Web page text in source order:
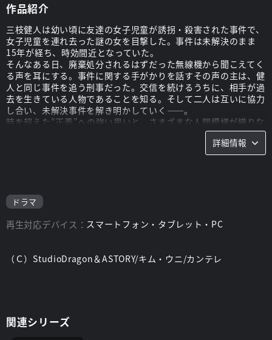
作品紹介
三枝健人は幼い頃に友達の女子児童が誘拐・殺害された事件で、
女子児童を連れ去った謎の女を目撃した。事件は未解決のまま
15年が経ち、時効間近となっていた。
そんなある日、廃棄処分されるはずだった無線機から聞こえてく
る声を耳にする。事件に関する手がかりを話すその声の主は、健
人と同じ事件を追う刑事だった。交信を続けるうちに、相手が過
去を生きている人物であることを知る。そして二人は互いに協力
し合い、未解決事件を解き明かしていく――。
時を超えた“正義”への強い思いと、さまざまな人間模様が織りな
詳細情報
ドラマ
再生対応デバイス： スマートフォン・タブレット・PC
（Ｃ）StudioDragon＆ASTORY/キム・ウニ/カンテレ
関連シリーズ